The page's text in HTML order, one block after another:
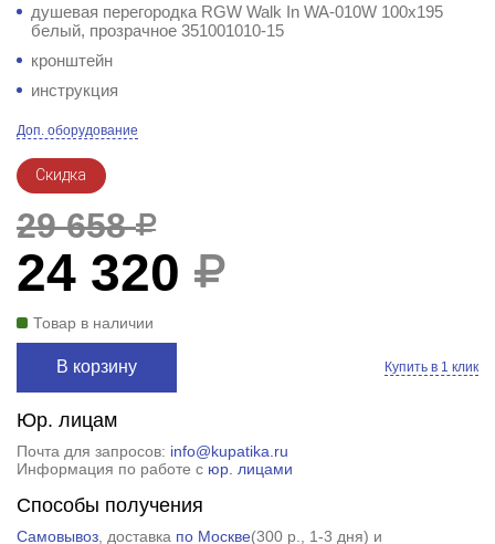
душевая перегородка RGW Walk In WA-010W 100x195
белый, прозрачное 351001010-15
кронштейн
инструкция
Доп. оборудование
Скидка
29 658
24 320
Товар в наличии
В корзину Купить в 1 клик
Юр. лицам
Почта для запросов: info@kupatika.ru
Информация по работе с юр. лицами
Способы получения
Самовывоз, доставка по Москве(300 р.
, 1-3 дня) и